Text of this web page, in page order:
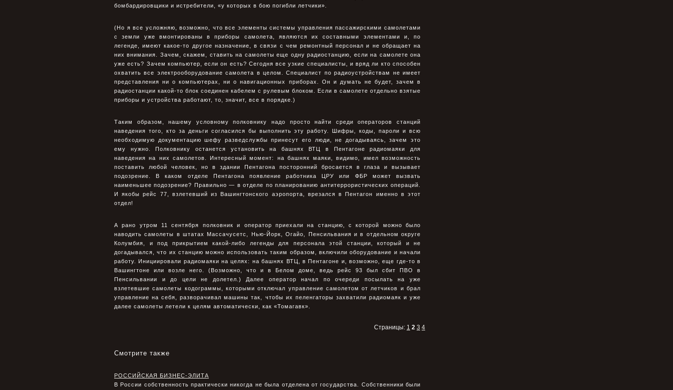
бомбардировщики и истребители, «у которых в бою погибли летчики».
(Но я все усложняю, возможно, что все элементы системы управления пассажирскими самолетами
с земли уже вмонтированы в приборы самолета, являются их составными элементами и, по
легенде, имеют какое-то другое назначение, в связи с чем ремонтный персонал и не обращает на
них внимания. Зачем, скажем, ставить на самолеты еще одну радиостанцию, если на самолете она
уже есть? Зачем компьютер, если он есть? Сегодня все узкие специалисты, и вряд ли кто способен
охватить все электрооборудование самолета в целом. Специалист по радиоустройствам не имеет
представления ни о компьютерах, ни о навигационных приборах. Он и думать не будет, зачем в
радиостанции какой-то блок соединен кабелем с рулевым блоком. Если в самолете отдельно взятые
приборы и устройства работают, то, значит, все в порядке.)
Таким образом, нашему условному полковнику надо просто найти среди операторов станций
наведения того, кто за деньги согласился бы выполнить эту работу. Шифры, коды, пароли и всю
необходимую документацию шефу разведслужбы принесут его люди, не догадываясь, зачем это
ему нужно. Полковнику останется установить на башнях ВТЦ в Пентагоне радиомаяки для
наведения на них самолетов. Интересный момент: на башнях маяки, видимо, имел возможность
поставить любой человек, но в здании Пентагона посторонний бросается в глаза и вызывает
подозрение. В каком отделе Пентагона появление работника ЦРУ или ФБР может вызвать
наименьшее подозрение? Правильно — в отделе по планированию антитеррористических операций.
И якобы рейс 77, взлетевший из Вашингтонского аэропорта, врезался в Пентагон именно в этот
отдел!
А рано утром 11 сентября полковник и оператор приехали на станцию, с которой можно было
наводить самолеты в штатах Массачусетс, Нью-Йорк, Огайо, Пенсильвания и в отдельном округе
Колумбия, и под прикрытием какой-либо легенды для персонала этой станции, который и не
догадывался, что их станцию можно использовать таким образом, включили оборудование и начали
работу. Инициировали радиомаяки на целях: на башнях ВТЦ, в Пентагоне и, возможно, еще где-то в
Вашингтоне или возле него. (Возможно, что и в Белом доме, ведь рейс 93 был сбит ПВО в
Пенсильвании и до цели не долетел.) Далее оператор начал по очереди посылать на уже
взлетевшие самолеты кодограммы, которыми отключал управление самолетом от летчиков и брал
управление на себя, разворачивал машины так, чтобы их пеленгаторы захватили радиомаяк и уже
далее самолеты летели к целям автоматически, как «Томагавк».
Страницы: 1 2 3 4
Смотрите также
РОССИЙСКАЯ БИЗНЕС-ЭЛИТА
В России собственность практически никогда не была отделена от государства. Собственники были